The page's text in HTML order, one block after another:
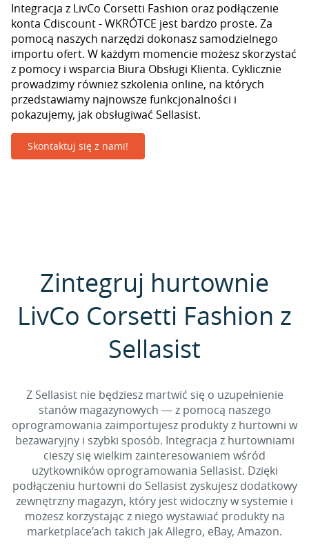
Integracja z LivCo Corsetti Fashion oraz podłączenie
konta Cdiscount - WKRÓTCE jest bardzo proste. Za
pomocą naszych narzędzi dokonasz samodzielnego
importu ofert. W każdym momencie możesz skorzystać
z pomocy i wsparcia Biura Obsługi Klienta. Cyklicznie
prowadzimy również szkolenia online, na których
przedstawiamy najnowsze funkcjonalności i
pokazujemy, jak obsługiwać Sellasist.
Skontaktuj się z nami!
Zintegruj hurtownie
LivCo Corsetti Fashion z
Sellasist
Z Sellasist nie będziesz martwić się o uzupełnienie
stanów magazynowych — z pomocą naszego
oprogramowania zaimportujesz produkty z hurtowni w
bezawaryjny i szybki sposób. Integracja z hurtowniami
cieszy się wielkim zainteresowaniem wśród
użytkowników oprogramowania Sellasist. Dzięki
podłączeniu hurtowni do Sellasist zyskujesz dodatkowy
zewnętrzny magazyn, który jest widoczny w systemie i
możesz korzystając z niego wystawiać produkty na
marketplace’ach takich jak Allegro, eBay, Amazon.